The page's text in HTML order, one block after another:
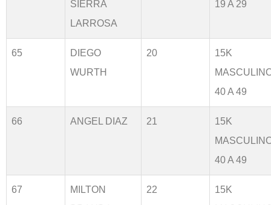
SIERRA
LARROSA
19 A 29
65
DIEGO
WURTH
20
15K
40 A 49
66 ANGEL DIAZ 21
15K
40 A 49
67
MILTON
22
15K